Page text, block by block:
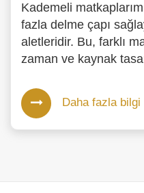
Kademeli
fazla delme çapı
aletleridir. Bu, farklı
zaman ve kaynak
Daha fazla bilgi